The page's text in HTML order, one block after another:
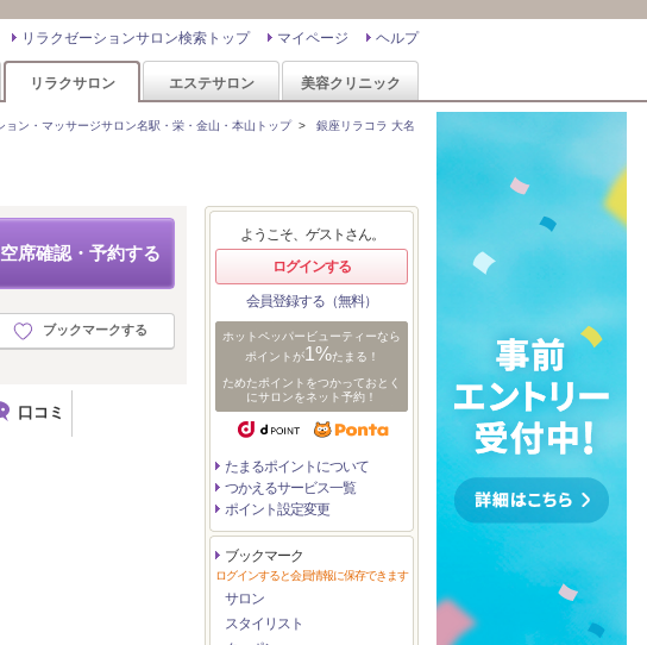
ヘルプ
マイページ
リラクゼーションサロン検索トップ
リラクサロン エステサロン 美容クリニック
ョン・マッサージサロン名駅・栄・金山・本山トップ> 銀座リラコラ 大名
空席確認・予約する
ブックマークする
口コミ
ようこそ、ゲストさん。
ログインする
会員登録する（無料）
ホットペッパービューティーなら
ポイントが1%たまる！
ためたポイントをつかっておとく
にサロンをネット予約！
たまるポイントについて
つかえるサービス一覧
ポイント設定変更
ブックマーク
ログインすると会員情報に保存できます
サロン
スタイリスト